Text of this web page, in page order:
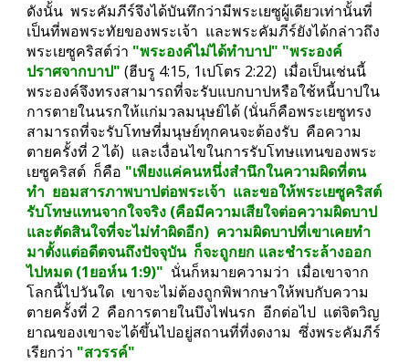
ดังนั้น  พระคัมภีร์จึงได้บันทึกว่ามีพระเยซูผู้เดียวเท่านั้นที่
เป็นที่พอพระทัยของพระเจ้า  และพระคัมภีร์ยังได้กล่าวถึง
พระเยซูคริสต์ว่า "พระองค์ไม่ได้ทำบาป" "พระองค์
ปราศจากบาป" (ฮีบรู 4:15, 1เปโตร 2:22)  เมื่อเป็นเช่นนี้
พระองค์จึงทรงสามารถที่จะรับแบกบาปหรือใช้หนี้บาปใน
การตายในนรกให้แก่มวลมนุษย์ได้ (นั่นก็คือพระเยซูทรง
สามารถที่จะรับโทษที่มนุษย์ทุกคนจะต้องรับ  คือความ
ตายครั้งที่ 2 ได้)  และเงื่อนไขในการรับโทษแทนของพระ
เยซูคริสต์  ก็คือ "เพียงแค่คนหนึ่งสำนึกในความผิดที่ตน
ทำ  ยอมสารภาพบาปต่อพระเจ้า  และขอให้พระเยซูคริสต์
รับโทษแทนจากใจจริง (คือมีความเสียใจต่อความผิดบาป
และตัดสินใจที่จะไม่ทำผิดอีก)  ความผิดบาปที่เขาเคยทำ
มาตั้งแต่อดีตจนถึงปัจจุบัน  ก็จะถูกยก และชำระล้างออก
ไปหมด (1ยอห์น 1:9)" นั่นก็หมายความว่า  เมื่อเขาจาก
โลกนี้ไปวันใด  เขาจะไม่ต้องถูกพิพากษาให้พบกับความ
ตายครั้งที่ 2  คือการตายในบึงไฟนรก  อีกต่อไป  แต่จิตวิญ
ยาณของเขาจะได้ขึ้นไปอยู่สถานที่ที่งดงาม  ซึ่งพระคัมภีร์
เรียกว่า "สวรรค์"